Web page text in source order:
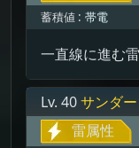
蓄積値 : 帯電
一直線に進む
Lv. 40サンダ
雷属性